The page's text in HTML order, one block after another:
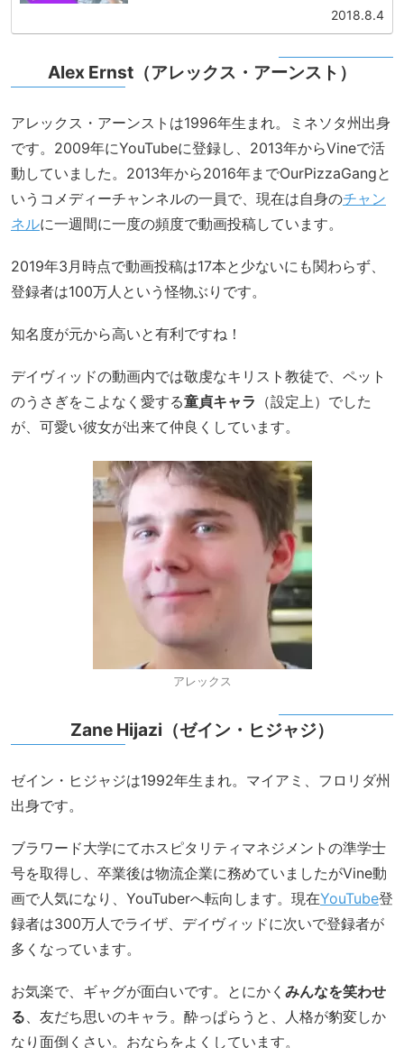
2018.8.4
Alex Ernst（アレックス・アーンスト）
アレックス・アーンストは1996年生まれ。ミネソタ州出身
です。2009年にYouTubeに登録し、2013年からVineで活
動していました。2013年から2016年までOurPizzaGangと
いうコメディーチャンネルの一員で、現在は自身のチャン
ネルに一週間に一度の頻度で動画投稿しています。
2019年3月時点で動画投稿は17本と少ないにも関わらず、
登録者は100万人という怪物ぶりです。
知名度が元から高いと有利ですね！
デイヴィッドの動画内では敬虔なキリスト教徒で、ペット
のうさぎをこよなく愛する童貞キャラ （設定上）でした
が、可愛い彼女が出来て仲良くしています。
アレックス
Zane Hijazi（ゼイン・ヒジャジ）
ゼイン・ヒジャジは1992年生まれ。マイアミ、フロリダ州
出身です。
ブラワード大学にてホスピタリティマネジメントの準学士
号を取得し、卒業後は物流企業に務めていましたがVine動
画で人気になり、YouTuberへ転向します。現在YouTube登
録者は300万人でライザ、デイヴィッドに次いで登録者が
多くなっています。
お気楽で、ギャグが面白いです。とにかく みんなを笑わせ
る、友だち思いのキャラ。酔っぱらうと、人格が豹変しか
なり面倒くさい。おならをよくしています。